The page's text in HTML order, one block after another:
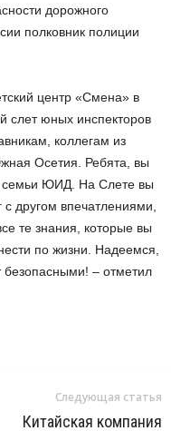
дорожного
полковник полиции
центр «Смена» в
слет юных инспекторов
коллегам из
Осетия. Ребята, вы
семьи ЮИД. На Слете вы
другом впечатлениями,
те знания, которые вы
по жизни. Надеемся,
безопасными! – отметил
Следующая статья
Китайская компания